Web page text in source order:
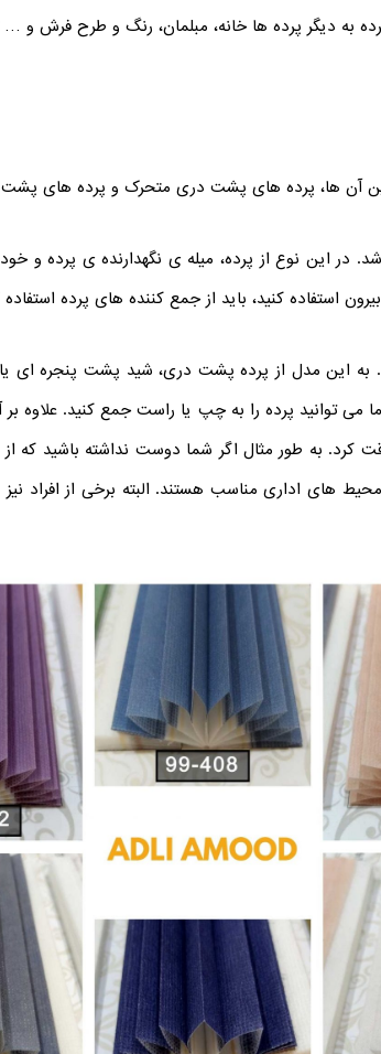
به دیگر پرده ها خانه، مبلمان، رنگ و طرح فرش و …
آن ها، پرده های پشت دری متحرک و پرده های
در این نوع از پرده، میله ی نگهدارنده ی پرده و
استفاده کنید، باید از جمع کننده های پرده
این مدل از پرده پشت دری، شید پشت پنجره ای
توانید پرده را به چپ یا راست جمع کنید. علاوه
به طور مثال اگر شما دوست نداشته باشید که از
محیط های اداری مناسب هستند. البته برخی از افراد